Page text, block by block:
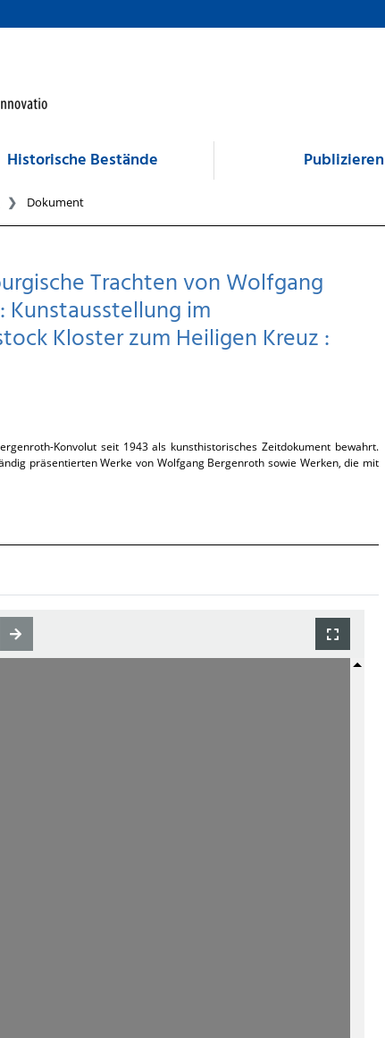
Historische Bestände Publizieren
Dokument
Trachten von Wolfgang
Kunstausstellung im
Kloster zum Heiligen Kreuz :
Konvolut seit 1943 als kunsthistorisches Zeitdokument bewahrt.
präsentierten Werke von Wolfgang Bergenroth sowie Werken, die mit